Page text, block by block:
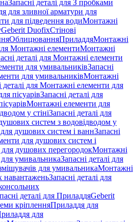
Запасні деталі для З пробками
для зливної арматури для
для підведення водиМонтажні
Geberit DuofixСтінові
ОблицюванняПриладдяМонтажні
Монтажні елементиМонтажні
деталі для Монтажні елементи
для умивальниківЗапасні
для умивальниківМонтажні
деталі для Монтажні елементи для
пісуарівЗапасні деталі для
Монтажні елементи для
у стініЗапасні деталі для
систем з водовідводом у
душових систем і ваннЗапасні
для душових систем і
душових перегородокМонтажні
умивальникаЗапасні деталі для
для умивальникаМонтажні
навантаженьЗапасні деталі для
деталі для ПриладдяGeberit
кріпленняПриладдя для
для